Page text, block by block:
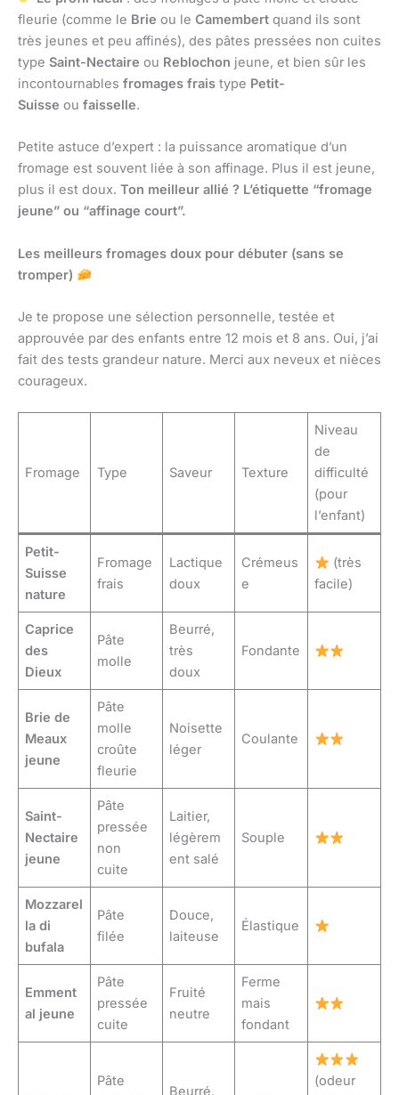
fleurie (comme le Brie ou le Camembert quand ils sont
très jeunes et peu affinés), des pâtes pressées non cuites
type Saint-Nectaire ou Reblochon jeune, et bien sûr les
incontournables fromages frais type Petit-
Suisse ou faisselle.
Petite astuce d’expert : la puissance aromatique d’un
fromage est souvent liée à son affinage. Plus il est jeune,
plus il est doux. Ton meilleur allié ? L’étiquette “fromage
jeune” ou “affinage court”.
Les meilleurs fromages doux pour débuter (sans se
tromper)
Je te propose une sélection personnelle, testée et
approuvée par des enfants entre 12 mois et 8 ans. Oui, j’ai
fait des tests grandeur nature. Merci aux neveux et nièces
courageux.
Fromage Type Saveur Texture
Niveau
de
difficulté
(pour
l’enfant)
Petit-
Suisse
nature
Fromage
frais
Lactique
doux
Crémeus
e
(très
facile)
Caprice
des
Dieux
Pâte
molle
Beurré,
très
doux
Fondante
Brie de
Meaux
jeune
Pâte
molle
croûte
fleurie
Noisette
léger
Coulante
Saint-
Nectaire
jeune
Pâte
pressée
non
cuite
Laitier,
légèrem
ent salé
Souple
Mozzarel
la di
bufala
Pâte
filée
Douce,
laiteuse
Élastique
Emment
al jeune
Pâte
pressée
cuite
Fruité
neutre
Ferme
mais
fondant
Pâte
Beurré,
(odeur